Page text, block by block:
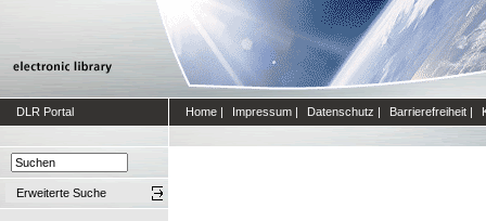
DLR Portal Home | Impressum | Datenschutz | Barrierefreiheit |
Erweiterte Suche